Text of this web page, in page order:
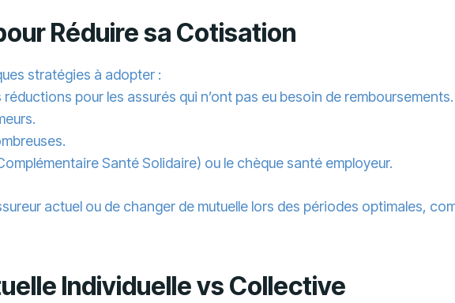
Réduire sa Cotisation
stratégies à adopter :
pour les assurés qui n’ont pas eu besoin de remboursements.
Santé Solidaire) ou le chèque santé employeur.
actuel ou de changer de mutuelle lors des périodes optimales,
Individuelle vs Collective